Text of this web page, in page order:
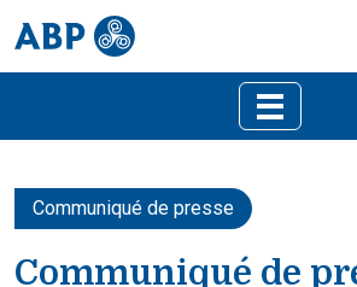
Communiqué de presse
Communiqué de